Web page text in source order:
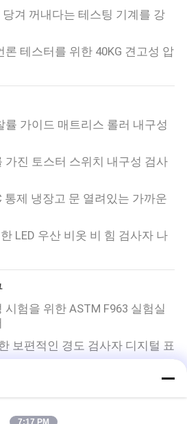
겨 꺼내다는 테스팅 기계를 강
테스터를 위한 40KG 견고성 압
률 가이드 매트리스 롤러 내구성
가진 토스터 스위치 내구성 검사
통제 냉장고 문 열려있는 가까운
LED 우산 비옷 비 힘 검사자 나
험을 위한 ASTM F963 실험실
보편적인 경도 검사자 디지털 표
전지를 가진 휴대용 Leeb 경도
단 하나 수평한 차축은 휴대용
7:17 PM